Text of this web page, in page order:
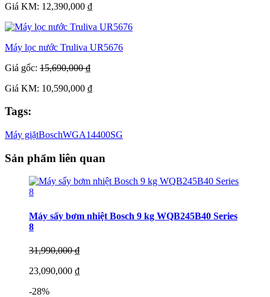
Giá KM: 12,390,000 ₫
Máy lọc nước Truliva UR5676
Giá gốc: 15,690,000 ₫
Giá KM: 10,590,000 ₫
Tags:
Máy giặtBoschWGA14400SG
Sản phẩm liên quan
Máy sấy bơm nhiệt Bosch 9 kg WQB245B40 Series
8
31,990,000 ₫
23,090,000 ₫
-28%